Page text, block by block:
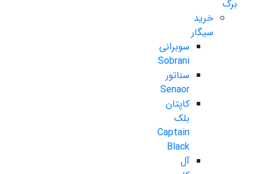
برگ
خرید
سیگار
سوبرانی
Sobrani
سناتور
Senaor
کاپتان
بلک
Captain
Black
آل